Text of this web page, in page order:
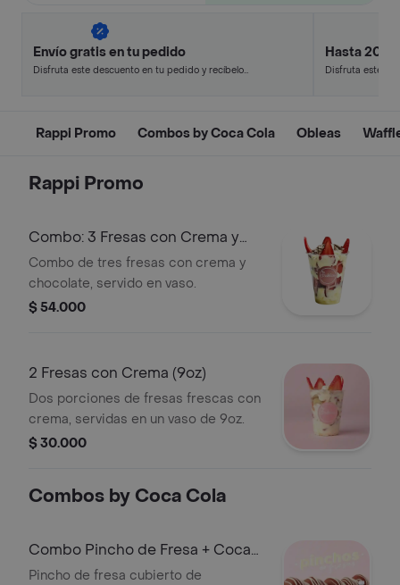
Envío gratis en tu pedido
Disfruta este descuento en tu pedido y recíbelo
Hasta 20%
Disfruta este
Rappi Promo Combos by Coca Cola Obleas
Rappi Promo
Combo: 3 Fresas con Crema y
Chocolate
Combo de tres fresas con crema y
chocolate, servido en vaso.
$ 54.000
2 Fresas con Crema (9oz)
Dos porciones de fresas frescas con
crema, servidas en un vaso de 9oz.
$ 30.000
Combos by Coca Cola
Combo Pincho de Fresa + Coca-
Cola
Pincho de fresa cubierto de